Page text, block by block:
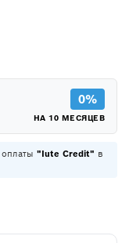
0%
НА 10 МЕСЯЦЕВ
"Iute Credit" в